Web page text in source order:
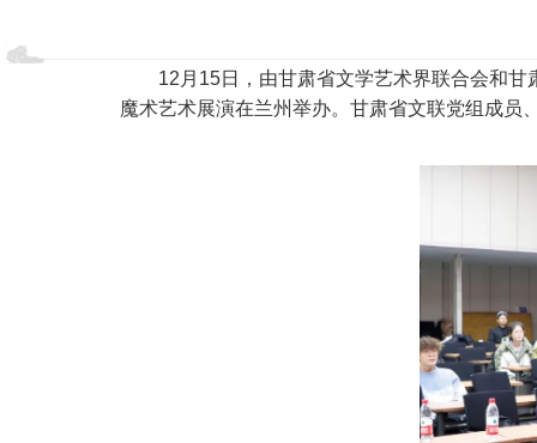
12月15日，由甘肃省文学艺术界联合会和甘
魔术艺术展演在兰州举办。甘肃省文联党组成员